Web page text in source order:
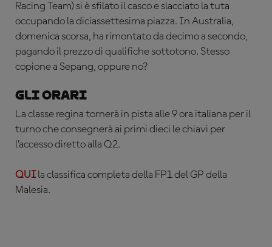
Racing Team) si è sfilato il casco e slacciato la tuta
occupando la diciassettesima piazza. In Australia,
domenica scorsa, ha rimontato da decimo a secondo,
pagando il prezzo di qualifiche sottotono. Stesso
copione a Sepang, oppure no?
Gli orari
La classe regina tornerà in pista alle 9 ora italiana per il
turno che consegnerà ai primi dieci le chiavi per
l’accesso diretto alla Q2.
QUI la classifica completa della FP1 del GP della
Malesia.